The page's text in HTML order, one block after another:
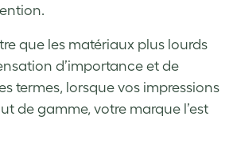
que les matériaux plus lourds
d’importance et de
termes, lorsque vos impressions
de gamme, votre marque l’est